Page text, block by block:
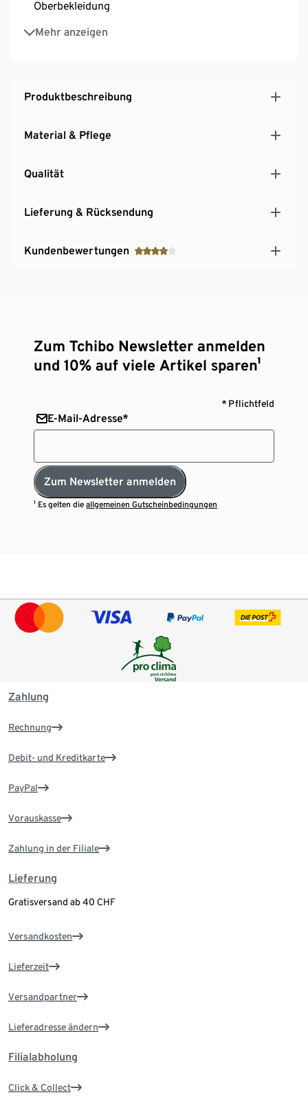
Oberbekleidung
Mehr anzeigen
Keine störenden Seitennähte an den Beinen
Mit hochwertigem Markenelasthan für
Produktbeschreibung
Material & Pflege
Qualität
Lieferung & Rücksendung
Kundenbewertungen
Zum Tchibo Newsletter anmelden
und 10% auf viele Artikel sparen¹
* Pflichtfeld
E-Mail-Adresse*
Zum Newsletter anmelden
¹ Es gelten dieallgemeinen Gutscheinbedingungen
Zahlung
Rechnung
Debit- und Kreditkarte
PayPal
Vorauskasse
Zahlung in der Filiale
Lieferung
Gratisversand ab 40 CHF
Versandkosten
Lieferzeit
Versandpartner
Lieferadresse ändern
Filialabholung
Click & Collect